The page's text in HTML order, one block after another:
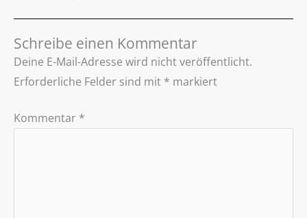
Schreibe einen Kommentar
Deine E-Mail-Adresse wird nicht veröffentlicht.
Erforderliche Felder sind mit * markiert
Kommentar *